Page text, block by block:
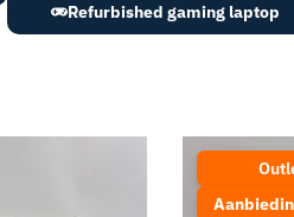
Refurbished gaming laptop